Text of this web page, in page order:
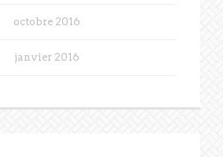
octobre 2016
janvier 2016